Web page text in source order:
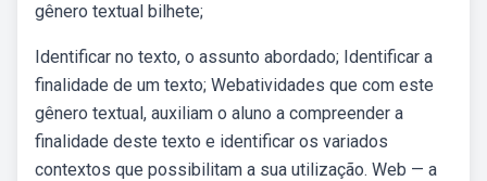
gênero textual bilhete;
Identificar no texto, o assunto abordado; Identificar a
finalidade de um texto; Webatividades que com este
gênero textual, auxiliam o aluno a compreender a
finalidade deste texto e identificar os variados
contextos que possibilitam a sua utilização. Web — a